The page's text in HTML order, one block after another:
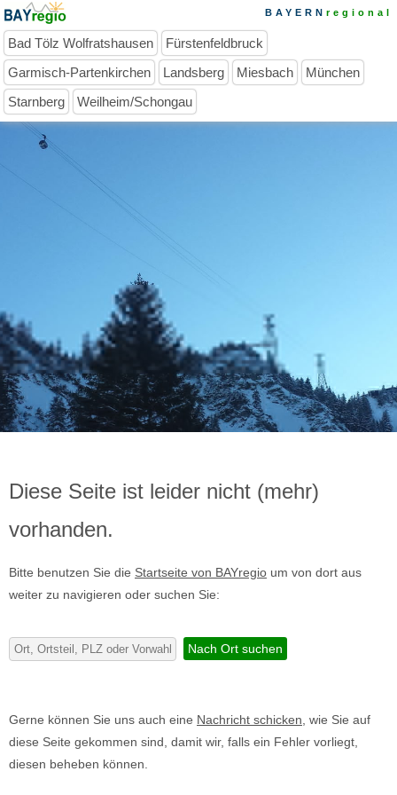
BAYERN regional
Bad Tölz Wolfratshausen
Fürstenfeldbruck
Garmisch-Partenkirchen
Landsberg Miesbach
München
Starnberg
Weilheim/Schongau
Diese Seite ist leider nicht (mehr)
vorhanden.
Bitte benutzen Sie die Startseite von BAYregio um von dort aus
weiter zu navigieren oder suchen Sie:
Gerne können Sie uns auch eine Nachricht schicken, wie Sie auf
diese Seite gekommen sind, damit wir, falls ein Fehler vorliegt,
diesen beheben können.